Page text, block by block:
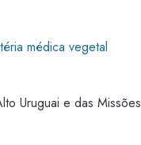
médica vegetal
Uruguai e das Missões